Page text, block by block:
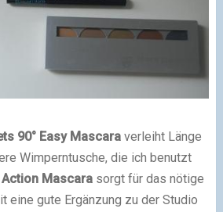
90° Easy Mascaraverleiht Länge
Wimperntusche, die ich benutzt
Mascarasorgt für das nötige
eine gute Ergänzung zu der Studio